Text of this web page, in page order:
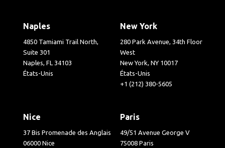
Naples
4850 Tamiami Trail North,
Suite 301
Naples, FL 34103
États-Unis
New York
280 Park Avenue, 34th Floor
West
New York, NY 10017
États-Unis
+1 (212) 380-5605
Nice
37 Bis Promenade des Anglais
06000 Nice
Paris
49/51 Avenue George V
75008 Paris